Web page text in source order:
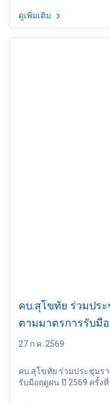
ดูเพิ่มเติม
คบ.สุโขทัย ร่วมประชุมรายงานผลการดำเนินงาน
ตามมาตรการรับมื
27 ก.ค. 2569
คบ.สุโขทัย ร่วมประชุมร
รับมือฤดูฝน ปี 2569 ครั้ง